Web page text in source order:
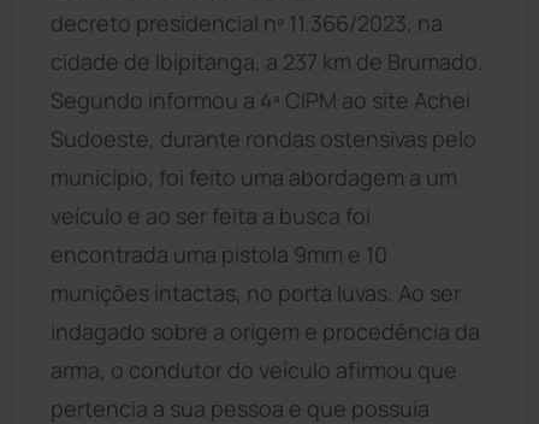
decreto presidencial nº 11.366/2023, na
cidade de Ibipitanga, a 237 km de Brumado.
Segundo informou a 4ª CIPM ao site Achei
Sudoeste, durante rondas ostensivas pelo
município, foi feito uma abordagem a um
veículo e ao ser feita a busca foi
encontrada uma pistola 9mm e 10
munições intactas, no porta luvas. Ao ser
indagado sobre a origem e procedência da
arma, o condutor do veículo afirmou que
pertencia a sua pessoa e que possuía